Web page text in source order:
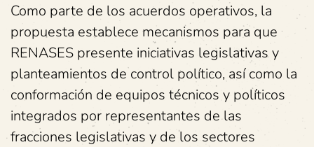
Como parte de los acuerdos operativos, la
propuesta establece mecanismos para que
RENASES presente iniciativas legislativas y
planteamientos de control político, así como la
conformación de equipos técnicos y políticos
integrados por representantes de las
fracciones legislativas y de los sectores